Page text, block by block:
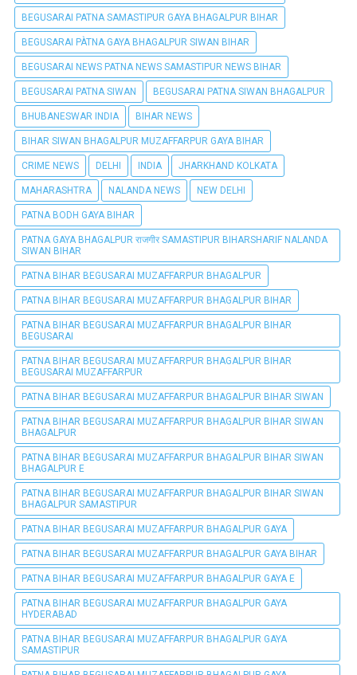
BEGUSARAI PATNA SAMASTIPUR GAYA BHAGALPUR BIHAR
BEGUSARAI PÀTNA GAYA BHAGALPUR SIWAN BIHAR
BEGUSARAI NEWS PATNA NEWS SAMASTIPUR NEWS BIHAR
BEGUSARAI PATNA SIWAN BEGUSARAI PATNA SIWAN BHAGALPUR
BHUBANESWAR INDIA BIHAR NEWS
BIHAR SIWAN BHAGALPUR MUZAFFARPUR GAYA BIHAR
CRIME NEWS DELHI INDIA JHARKHAND KOLKATA
MAHARASHTRA NALANDA NEWS NEW DELHI
PATNA BODH GAYA BIHAR
PATNA GAYA BHAGALPUR राजगीर SAMASTIPUR BIHARSHARIF NALANDA
SIWAN BIHAR
PATNA BIHAR BEGUSARAI MUZAFFARPUR BHAGALPUR
PATNA BIHAR BEGUSARAI MUZAFFARPUR BHAGALPUR BIHAR
PATNA BIHAR BEGUSARAI MUZAFFARPUR BHAGALPUR BIHAR
BEGUSARAI
PATNA BIHAR BEGUSARAI MUZAFFARPUR BHAGALPUR BIHAR
BEGUSARAI MUZAFFARPUR
PATNA BIHAR BEGUSARAI MUZAFFARPUR BHAGALPUR BIHAR SIWAN
PATNA BIHAR BEGUSARAI MUZAFFARPUR BHAGALPUR BIHAR SIWAN
BHAGALPUR
PATNA BIHAR BEGUSARAI MUZAFFARPUR BHAGALPUR BIHAR SIWAN
BHAGALPUR E
PATNA BIHAR BEGUSARAI MUZAFFARPUR BHAGALPUR BIHAR SIWAN
BHAGALPUR SAMASTIPUR
PATNA BIHAR BEGUSARAI MUZAFFARPUR BHAGALPUR GAYA
PATNA BIHAR BEGUSARAI MUZAFFARPUR BHAGALPUR GAYA BIHAR
PATNA BIHAR BEGUSARAI MUZAFFARPUR BHAGALPUR GAYA E
PATNA BIHAR BEGUSARAI MUZAFFARPUR BHAGALPUR GAYA
HYDERABAD
PATNA BIHAR BEGUSARAI MUZAFFARPUR BHAGALPUR GAYA
SAMASTIPUR